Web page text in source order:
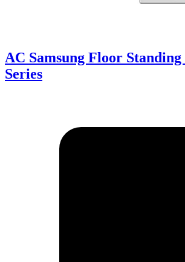
AC Samsung Floor
Series